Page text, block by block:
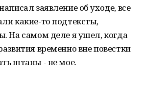
заявление об уходе, все
какие-то подтексты,
На самом деле я ушел, когда
временно вне повестки
штаны - не мое.